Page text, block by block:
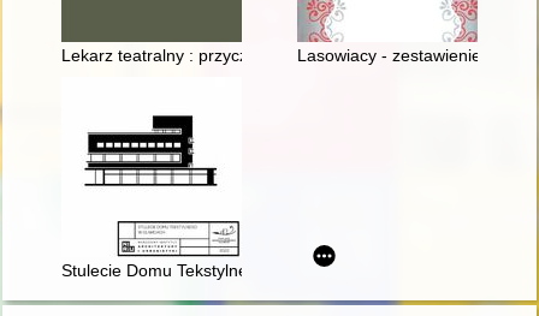
Lekarz teatralny : przyczynek do opisu obyczajów teatralnych
Lasowiacy - zestawienie
Stulecie Domu Tekstylnego Weichmanna w Gliwicach